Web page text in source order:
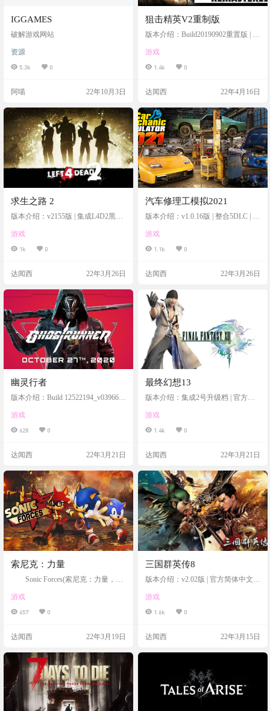
IGGAMES
破解游戏网站
资源
5.3k 0
阿喵 22年10月3日
狙击精英V2重制版
版本介绍：Build20190902重置版 | 官
游戏
1.4k 0
达闻西 22年4月16日
求生之路 2
版本介绍：v2155版 | 集成L4D2黑色
标、手柄 | 修改器、MOD、地图、
局域网联机补丁等附件 | 单机、网络
游戏
1k 0
达闻西 22年3月26日
汽车修理工模拟2021
版本介绍：v1.0.16版 | 整合5DLC | 官
游戏
1.1k 0
达闻西 22年3月26日
幽灵行者
版本介绍：Build 12522194_v039669.
典+全DLC
游戏
628 0
达闻西 22年3月21日
最终幻想13
版本介绍：集成2号升级档 | 官方繁
柄 | 官方原声85首BGM | 多项修改器
| 全解锁通关存档
游戏
1.4k 0
达闻西 22年3月21日
索尼克：力量
Sonic Forces(索尼克：力量，ソ
名：Sonic Force)是由SEGA《刺猬索
尼克》系列的Sonic Team开发的平面
和Xbox One。游戏讲述了在强大又
邪恶的蛋头博士征服了世界。现
在，你必须帮助索尼克建立一支部
队，…
游戏
657 0
达闻西 22年3月19日
三国群英传8
版本介绍：v2.02版 | 官方简体中文 |
游戏
1.6k 0
达闻西 22年3月15日